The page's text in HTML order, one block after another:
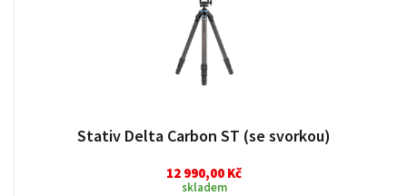
Stativ Delta Carbon ST (se svorkou)
12 990,00 Kč
skladem